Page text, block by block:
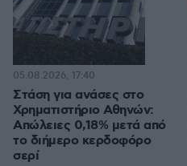
Στάση για ανάσες στο
Χρηματιστήριο Αθηνών:
Απώλειες 0,18% μετά από
το διήμερο κερδοφόρο
σερί
05.08.2026, 17:40